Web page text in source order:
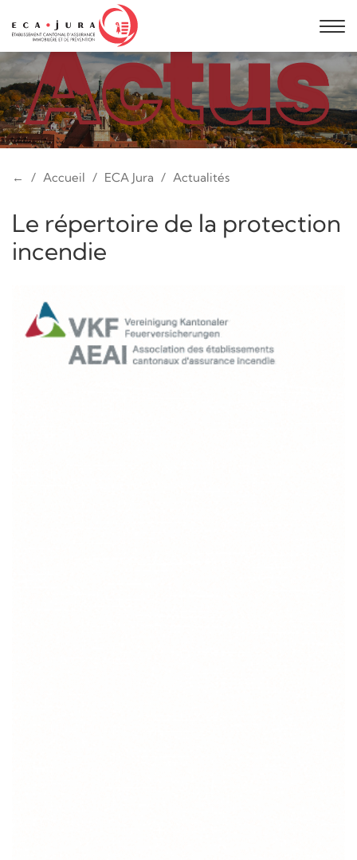
← Accueil ECA Jura Actualités
Le répertoire de la protection
incendie